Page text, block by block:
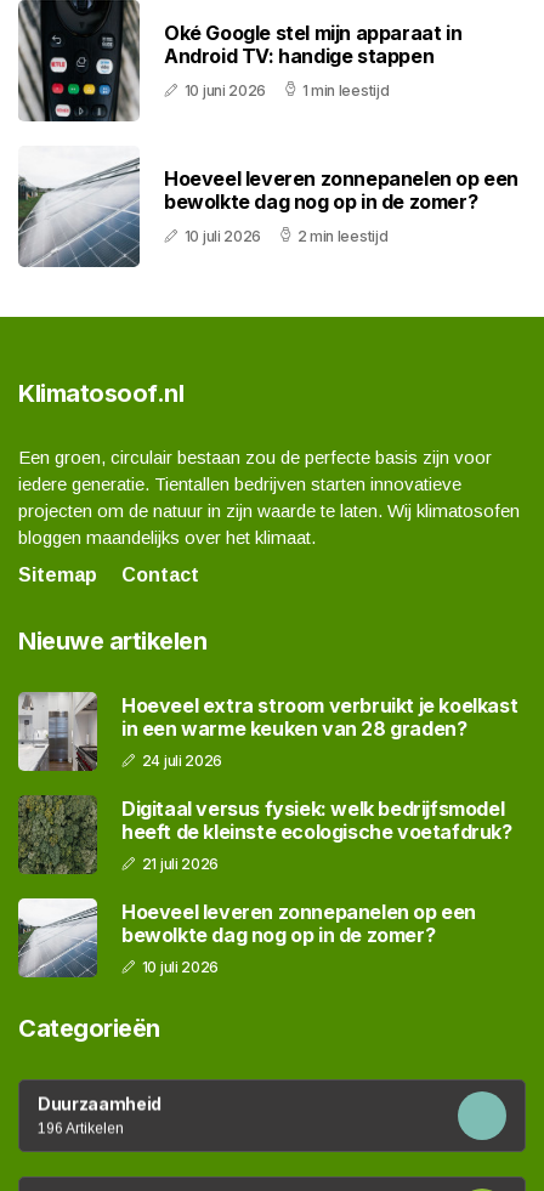
Oké Google stel mijn apparaat in
Android TV: handige stappen
10 juni 2026 1 min leestijd
Hoeveel leveren zonnepanelen op een
bewolkte dag nog op in de zomer?
10 juli 2026 2 min leestijd
Klimatosoof.nl
Een groen, circulair bestaan zou de perfecte basis zijn voor
iedere generatie. Tientallen bedrijven starten innovatieve
projecten om de natuur in zijn waarde te laten. Wij klimatosofen
bloggen maandelijks over het klimaat.
Sitemap
Contact
Nieuwe artikelen
Hoeveel extra stroom verbruikt je koelkast
in een warme keuken van 28 graden?
24 juli 2026
Digitaal versus fysiek: welk bedrijfsmodel
heeft de kleinste ecologische voetafdruk?
21 juli 2026
Hoeveel leveren zonnepanelen op een
bewolkte dag nog op in de zomer?
10 juli 2026
Categorieën
Duurzaamheid
196 Artikelen